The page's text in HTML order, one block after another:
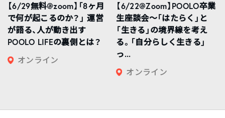
【6/29無料@zoom】「8ヶ月
で何が起こるのか？」 運営
が語る、人が動き出す
POOLO LIFEの裏側とは？
オンライン
【6/22@Zoom】POOLO卒業
生座談会〜「はたらく」と
「生きる」の境界線を考え
る。「自分らしく生きる」
っ...
オンライン